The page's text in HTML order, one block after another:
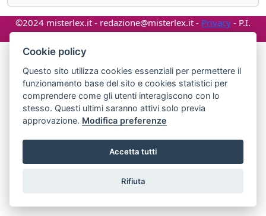
©2024 misterlex.it - redazione@misterlex.it - Privacy - P.I.
02029690472
Cookie policy
Questo sito utilizza cookies essenziali per permettere il
funzionamento base del sito e cookies statistici per
comprendere come gli utenti interagiscono con lo
stesso. Questi ultimi saranno attivi solo previa
approvazione. Modifica preferenze
Accetta tutti
Rifiuta